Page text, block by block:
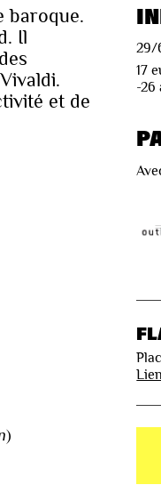
baroque.
Il
et de
)
29/
17
-26